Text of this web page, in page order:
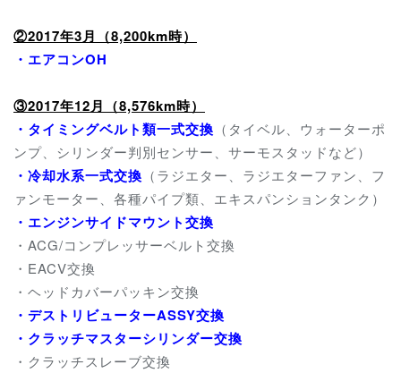
②2017年3月 （8,200km時）
・エアコンOH
③2017年12月（8,576km時）
・タイミングベルト類一式交換 （タイベル、ウォーターポ
ンプ、シリンダー判別センサー、サーモスタッドなど）
・冷却水系一式交換 （ラジエター、ラジエターファン、フ
ァンモーター、各種パイプ類、エキスパンションタンク）
・エンジンサイドマウント交換
・ACG/コンプレッサーベルト交換
・EACV交換
・ヘッドカバーパッキン交換
・デストリビューターASSY交換
・クラッチマスターシリンダー交換
・クラッチスレーブ交換